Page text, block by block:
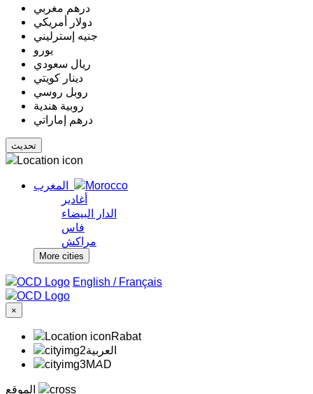
درهم مغربي
دولار أمريكي
جنيه إسترليني
يورو
ريال سعودي
دينار كويتي
روبل روسي
روبية هندية
درهم إماراتي
المغرب
أغادير
الدار البيضاء
فاس
مراكش
More cities
/ Français
×
Rabat
‏العربية‏
MAD